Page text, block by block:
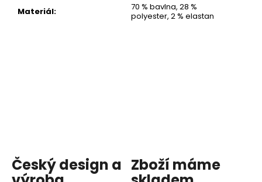
Materiál:
70 % bavlna, 28 %
polyester, 2 % elastan
Český design a Zboží máme